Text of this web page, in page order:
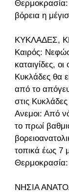
βόρεια η
ΚΥΚΛΑΔΕΣ,
Καιρός:
καταιγίδες,
Κυκλάδες θα
από το
στις
Ανεμοι: Από
το πρωί
τοπικά έως 7
ΝΗΣΙΑ